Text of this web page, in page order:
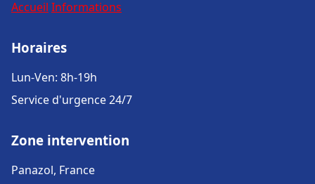
Accueil Informations
Horaires
Lun-Ven: 8h-19h
Service d'urgence 24/7
Zone intervention
Panazol, France